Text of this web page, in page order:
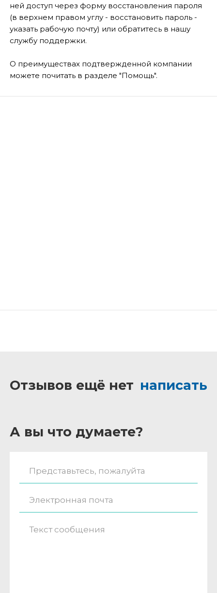
ней доступ через форму восстановления пароля
(в верхнем правом углу - восстановить пароль -
указать рабочую почту) или обратитесь в нашу
службу поддержки.
О преимуществах подтвержденной компании
можете почитать в разделе "Помощь".
Отзывов ещё нет написать
А вы что думаете?